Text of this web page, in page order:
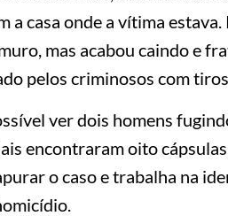
a casa onde a vítima
mas acabou caindo e
pelos criminosos com
ver dois homens
encontraram oito
o caso e trabalha na